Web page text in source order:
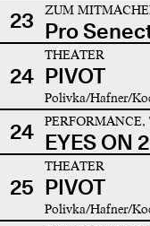
23
ZUM
Pro
24
THEATER
PIVOT
Polivka/Hafner/
24 EYES ON
25
THEATER
PIVOT
Polivka/Hafner/